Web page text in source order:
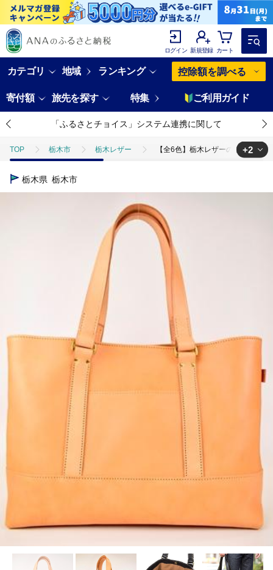
ログイン 新規登録 カート
カテゴリ 地域 ランキング 控除額を調べる
寄付額 旅先を探す 特集 ご利用ガイド
「ふるさとチョイス」システム連携に関して
TOP 栃木市 栃木レザー 【全6色】栃木レザーのトートバ
TOP
+2
栃木県 栃木市